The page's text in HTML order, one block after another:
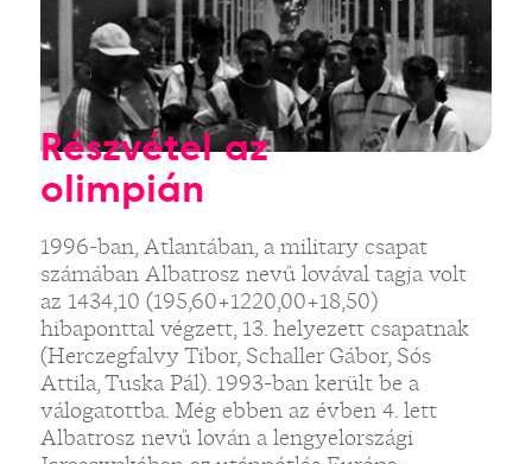
Részvétel az
olimpián
1996-ban, Atlantában, a military csapat
számában Albatrosz nevű lovával tagja volt
az 1434,10 (195,60+1220,00+18,50)
hibaponttal végzett, 13. helyezett csapatnak
(Herczegfalvy Tibor, Schaller Gábor, Sós
Attila, Tuska Pál). 1993-ban került be a
válogatottba. Még ebben az évben 4. lett
Albatrosz nevű lován a lengyelországi